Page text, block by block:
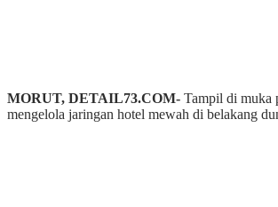
MORUT, DETAIL73.COM- Tampil di muka
mengelola jaringan hotel mewah di belakang